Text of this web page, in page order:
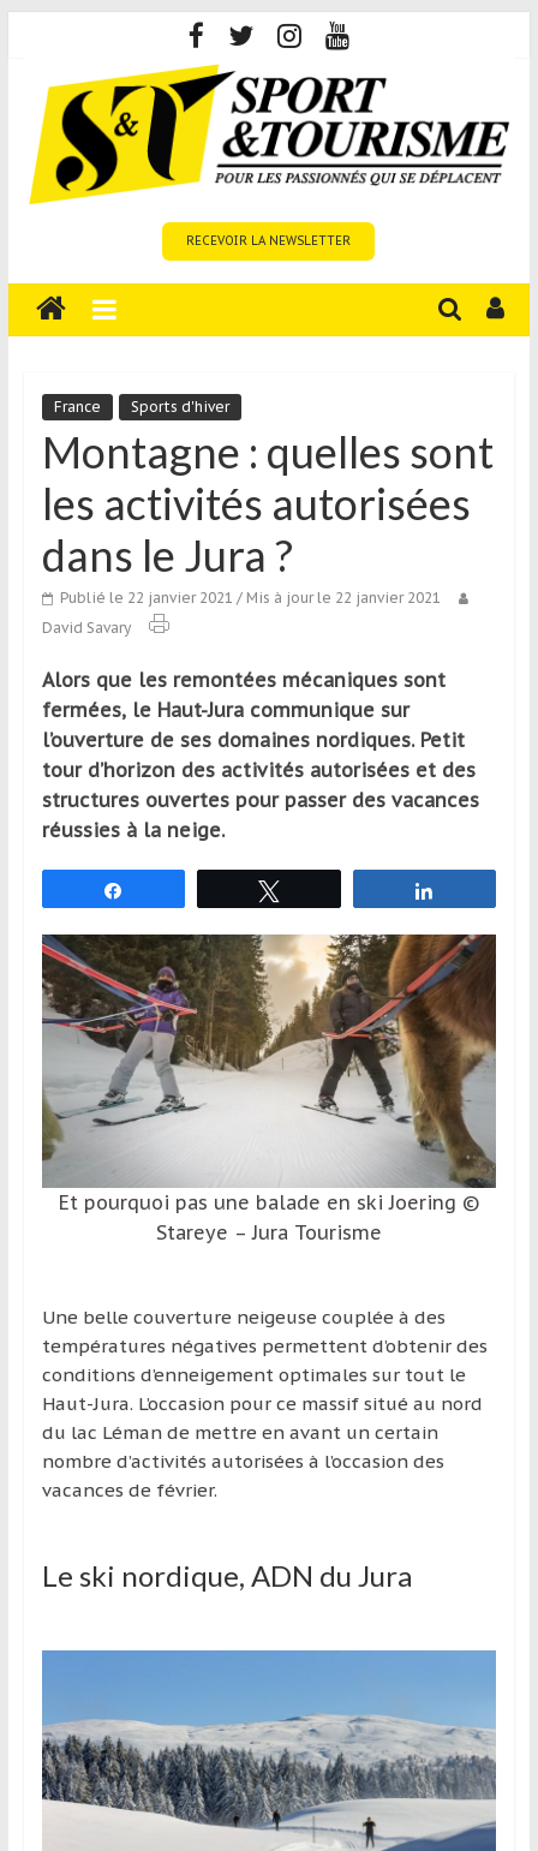
content
Tourisme
est
média
sur
tourisme
sportif
qui
aux
voyageurs
ponctuels
ou
réguliers,
pratiquants,
passionnés
ou
simples
spectateurs
qui
se
déplacent
l’étranger
pour
assouvir
en
profitant
de
découverte
culturelle
d’un
d’une
RECEVOIR LA NEWSLETTER
France Sports d'hiver
Montagne : quelles sont
les activités autorisées
dans le Jura ?
Publié le 22 janvier 2021 / Mis à jour le 22 janvier 2021
David Savary
Alors que les remontées mécaniques sont
fermées, le Haut-Jura communique sur
l’ouverture de ses domaines nordiques. Petit
tour d’horizon des activités autorisées et des
structures ouvertes pour passer des vacances
réussies à la neige.
Et pourquoi pas une balade en ski Joering ©
Stareye – Jura Tourisme
Une belle couverture neigeuse couplée à des
températures négatives permettent d’obtenir des
conditions d’enneigement optimales sur tout le
Haut-Jura. L’occasion pour ce massif situé au nord
du lac Léman de mettre en avant un certain
nombre d’activités autorisées à l’occasion des
vacances de février.
Le ski nordique, ADN du Jura